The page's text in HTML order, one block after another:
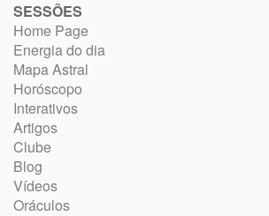
SESSÕES
Home Page
Energia do dia
Mapa Astral
Horóscopo
Interativos
Artigos
Clube
Blog
Vídeos
Oráculos